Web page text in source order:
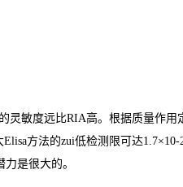
灵敏度远比RIA高。根据质量作用
Elisa方法的zui低检测限可达
是很大的。